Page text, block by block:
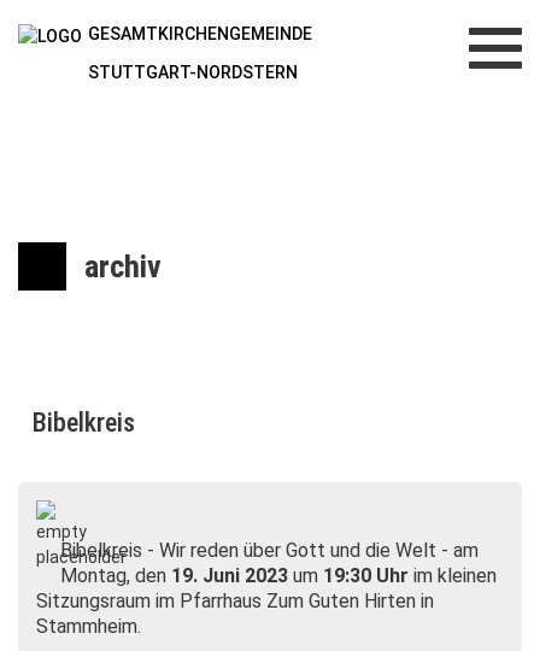
GESAMTKIRCHENGEMEINDE
STUTTGART-NORDSTERN
archiv
Bibelkreis
Bibelkreis - Wir reden über Gott und die Welt - am
Montag, den 19. Juni 2023 um 19:30 Uhr im kleinen
Sitzungsraum im Pfarrhaus Zum Guten Hirten in
Stammheim.